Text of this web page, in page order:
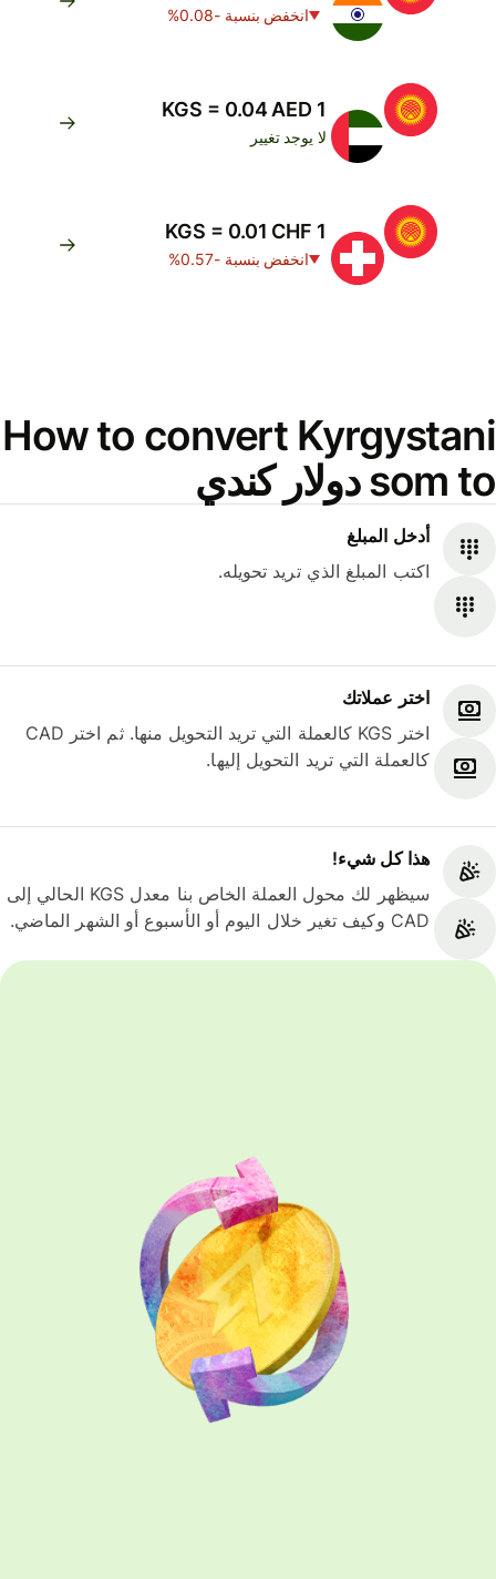
انخفض بنسبة -0.08%
1 KGS = 0.04 AED
لا يوجد تغيير
1 KGS = 0.01 CHF
انخفض بنسبة -0.57%
How to convert Kyrgystani
som to دولار كندي
أدخل المبلغ
اكتب المبلغ الذي تريد تحويله.
اختر عملاتك
اختر KGS كالعملة التي تريد التحويل منها. ثم اختر CAD
كالعملة التي تريد التحويل إليها.
هذا كل شيء‎!
سيظهر لك محول العملة الخاص بنا معدل KGS الحالي إلى
CAD وكيف تغير خلال اليوم أو الأسبوع أو الشهر الماضي.